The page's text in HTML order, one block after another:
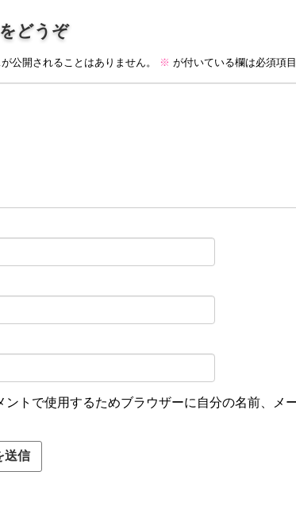
どうぞ
公開されることはありません。 ※ が付いている欄は必須項
ントで使用するためブラウザーに自分の名前、メ